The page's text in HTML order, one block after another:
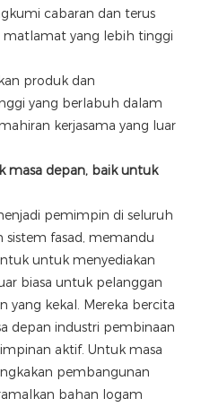
cabaran dan terus
yang lebih tinggi
produk dan
yang berlabuh dalam
kerjasama yang luar
masa depan, baik untuk
pemimpin di seluruh
sistem fasad, memandu
untuk menyediakan
biasa untuk pelanggan
yang kekal. Mereka bercita
depan industri pembinaan
aktif. Untuk masa
pembangunan
bahan logam